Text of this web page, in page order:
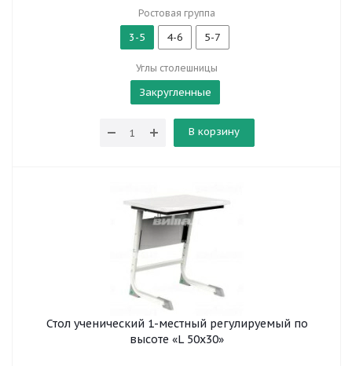
Ростовая группа
3-5 4-6 5-7
Углы столешницы
Закругленные
В корзину
Стол ученический 1-местный регулируемый по
высоте «L 50x30»